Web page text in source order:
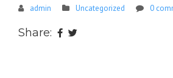
admin Uncategorized 0
Share: